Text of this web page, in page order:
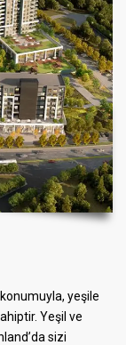
yeşile
Yeşil ve
sizi